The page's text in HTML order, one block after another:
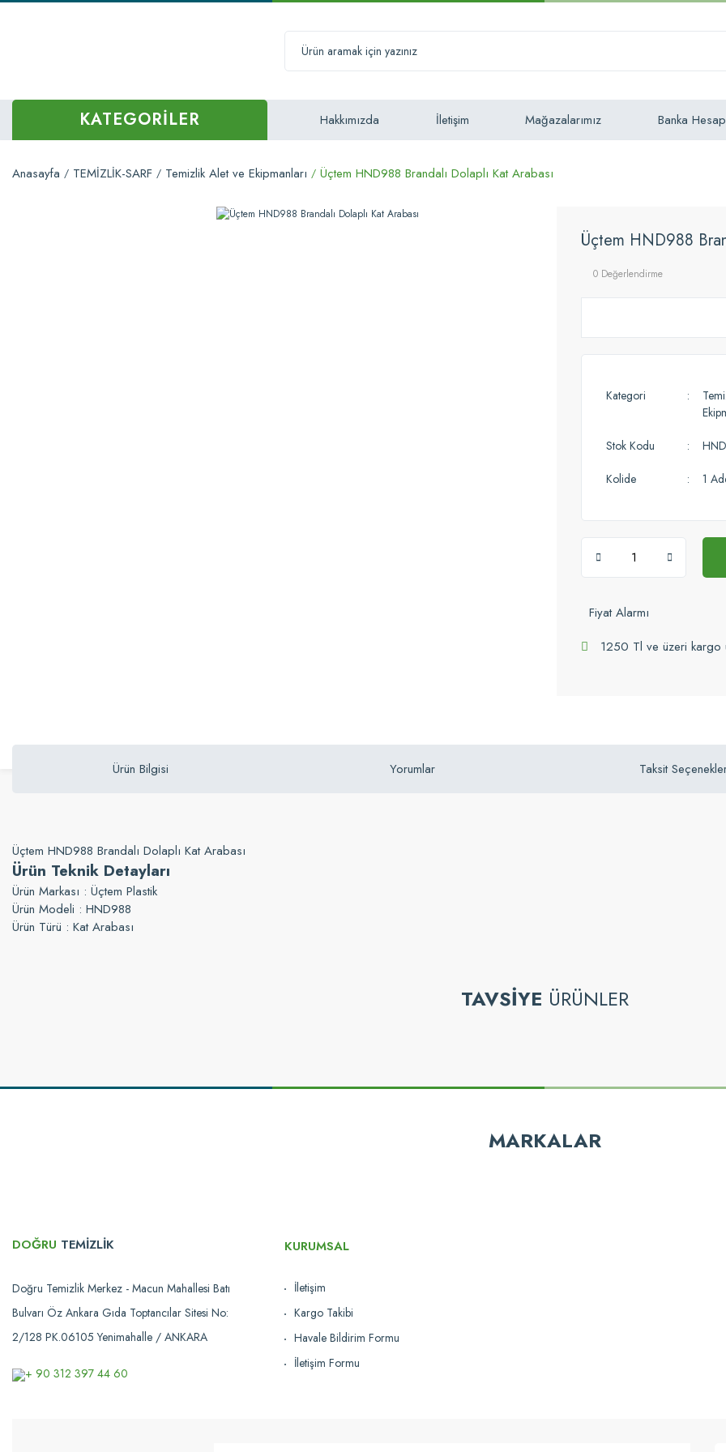
KATEGORİLER Hakkımızda İletişim Mağazalarımız Banka
Anasayfa TEMİZLİK-SARF Temizlik Alet ve Ekipmanları Üçtem HND988 Brandalı Dolaplı Kat Arabası
Üçtem HND988
0 Değerlendirme
Kategori
Stok Kodu
Kolide 1
Fiyat Alarmı
1250 Tl ve üzeri kargo
Ürün Bilgisi Yorumlar Taksit
Üçtem HND988 Brandalı Dolaplı Kat Arabası
Ürün Teknik Detayları
Ürün Markası : Üçtem Plastik
Ürün Modeli : HND988
Ürün Türü : Kat Arabası
Bu ürünün fiyat bilgisi, resim, ürün açıklamalarında ve diğer konularda yetersiz gördüğünüz noktaları öneri formunu kullanarak tarafımıza iletebilirsiniz.
Ürün bilgilerinde hatalar bulunuyor.
TAVSİYE ÜRÜNLER
Üçtem-Plas®
Üçtem KA625JK Brandalı 2 Kovalı Krom Kat Arabası
MARKALAR
DOĞRU TEMİZLİK
Doğru Temizlik Merkez - Macun Mahallesi Batı
Bulvarı Öz Ankara Gıda Toptancılar Sitesi No:
2/128 PK.06105 Yenimahalle / ANKARA
+ 90 312 397 44 60
KURUMSAL
İletişim
Kargo Takibi
Havale Bildirim Formu
İletişim Formu